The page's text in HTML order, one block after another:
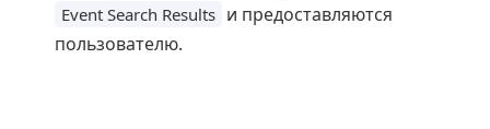
Event Search Results и предоставляются
пользователю.